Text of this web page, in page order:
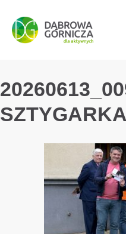
PRZEJDŹ DO MENU
PRZEJDŹ DO
PRZEJDŹ DO TREŚCI